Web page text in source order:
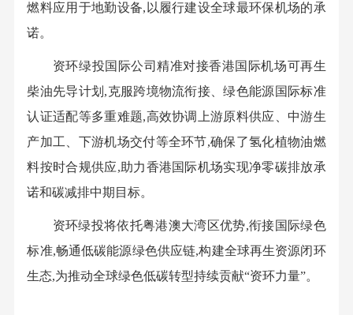
燃料应用于地勤设备,以履行建设全球最环保机场的承
诺。
资环绿投国际公司精准对接香港国际机场可再生
柴油先导计划,克服跨境物流衔接、绿色能源国际标准
认证适配等多重难题,高效协调上游原料供应、中游生
产加工、下游机场交付等全环节,确保了氢化植物油燃
料按时合规供应,助力香港国际机场实现净零碳排放承
诺和碳减排中期目标。
资环绿投将依托粤港澳大湾区优势,衔接国际绿色
标准,畅通低碳能源绿色供应链,构建全球再生资源闭环
生态,为推动全球绿色低碳转型持续贡献“资环力量”。